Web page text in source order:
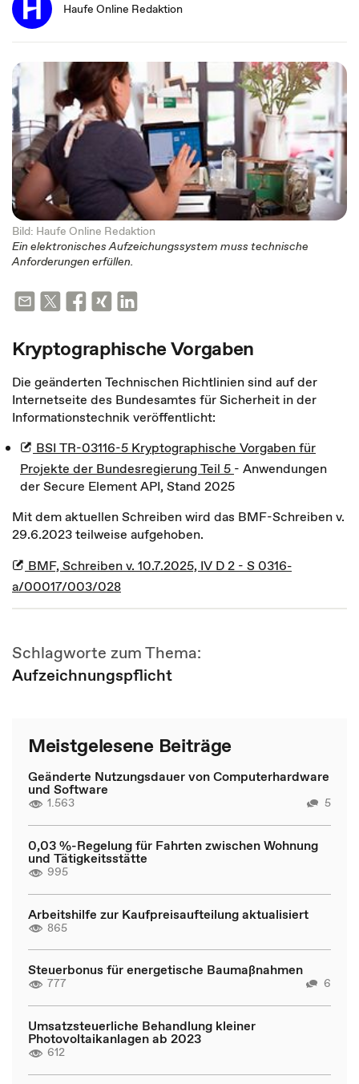
Haufe Online Redaktion
Bild: Haufe Online Redaktion
Ein elektronisches Aufzeichungssystem muss technische
Anforderungen erfüllen.
Kryptographische Vorgaben
Die geänderten Technischen Richtlinien sind auf der
Internetseite des Bundesamtes für Sicherheit in der
Informationstechnik veröffentlicht:
BSI TR-03116-5 Kryptographische Vorgaben für
Projekte der Bundesregierung Teil 5 - Anwendungen
der Secure Element API, Stand 2025
Mit dem aktuellen Schreiben wird das BMF-Schreiben v.
29.6.2023 teilweise aufgehoben.
BMF, Schreiben v. 10.7.2025, IV D 2 - S 0316-
a/00017/003/028
Schlagworte zum Thema:
Aufzeichnungspflicht
Meistgelesene Beiträge
Geänderte Nutzungsdauer von Computerhardware
und Software
1.563 5
0,03 %-Regelung für Fahrten zwischen Wohnung
und Tätigkeitsstätte
995
Arbeitshilfe zur Kaufpreisaufteilung aktualisiert
865
Steuerbonus für energetische Baumaßnahmen
777 6
Umsatzsteuerliche Behandlung kleiner
Photovoltaikanlagen ab 2023
612